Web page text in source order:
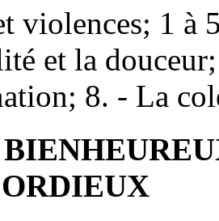
violences; 1 à
et la
8. - La